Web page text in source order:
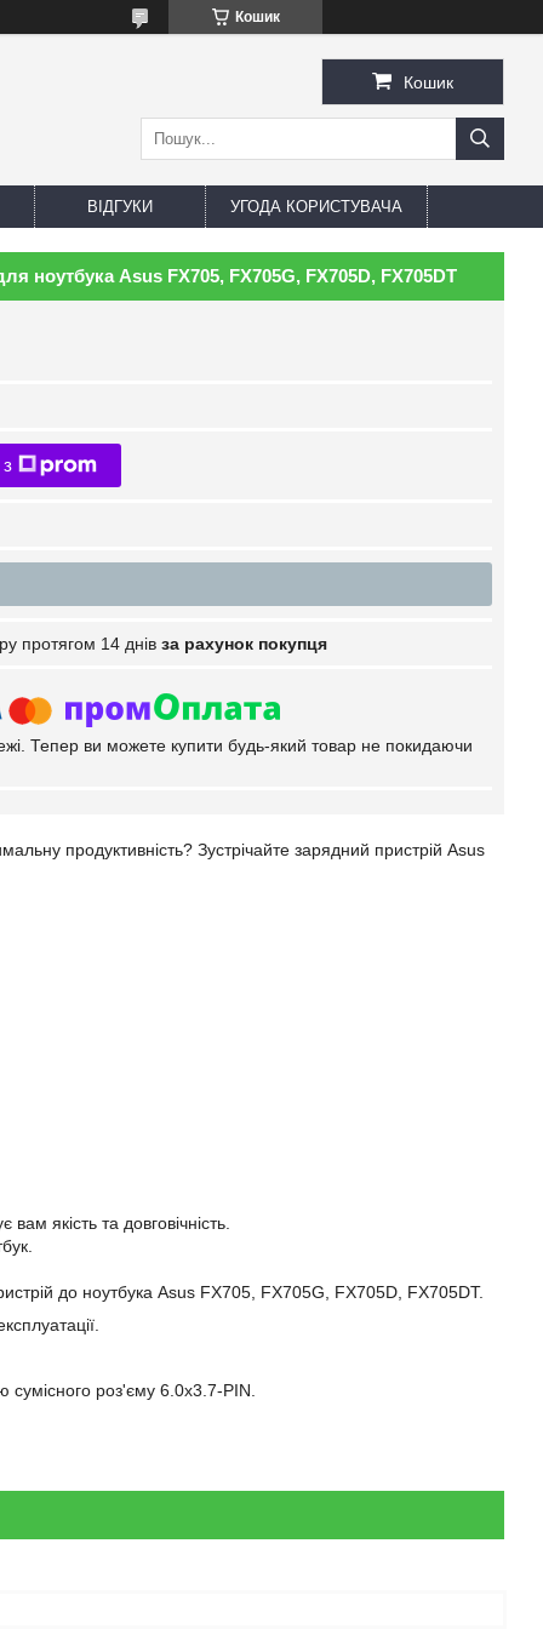
Кошик
Кошик
ВІДГУКИ УГОДА КОРИСТУВАЧА
ноутбука Asus FX705, FX705G, FX705D, FX705DT
протягом 14 днів за рахунок покупця
Тепер ви можете купити будь-який товар не покидаючи
продуктивність? Зустрічайте зарядний пристрій Asus
якість та довговічність.
до ноутбука Asus FX705, FX705G, FX705D, FX705DT.
сумісного роз'єму 6.0х3.7-PIN.